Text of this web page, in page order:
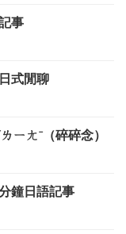
事
式閒聊
ㄧㄤˉ（碎碎念）
鐘日語記事